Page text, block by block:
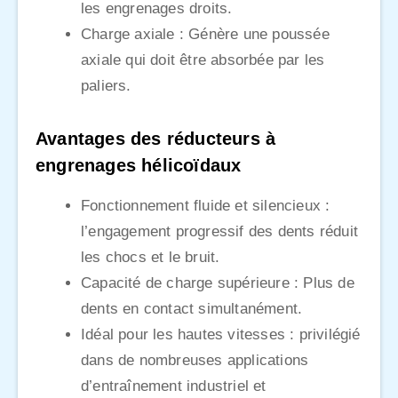
les engrenages droits.
Charge axiale : Génère une poussée
axiale qui doit être absorbée par les
paliers.
Avantages des réducteurs à
engrenages hélicoïdaux
Fonctionnement fluide et silencieux :
l’engagement progressif des dents réduit
les chocs et le bruit.
Capacité de charge supérieure : Plus de
dents en contact simultanément.
Idéal pour les hautes vitesses : privilégié
dans de nombreuses applications
d’entraînement industriel et